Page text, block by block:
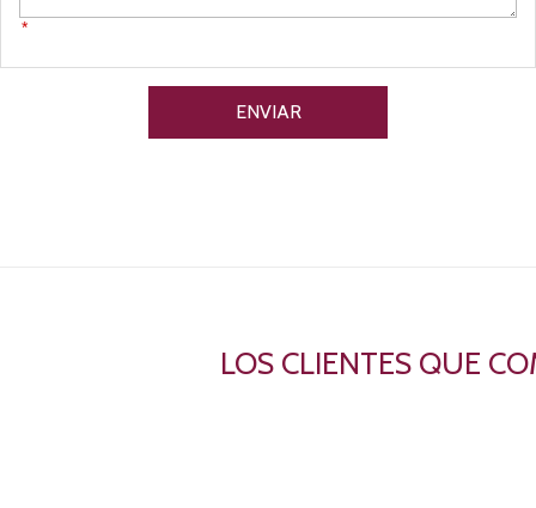
*
LOS CLIENTES QUE